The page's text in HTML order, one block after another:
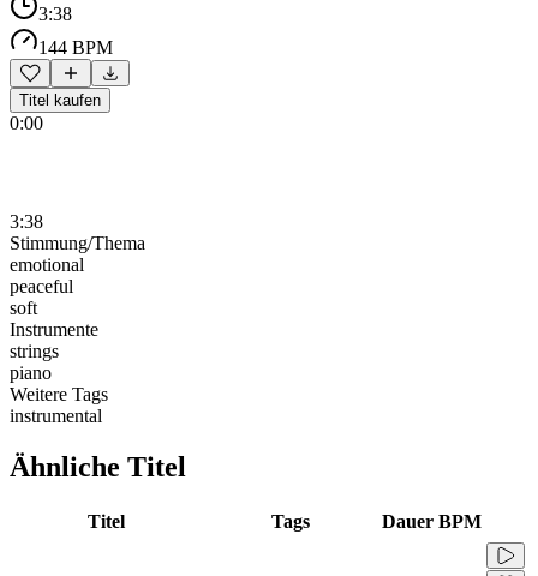
3:38
144 BPM
Titel kaufen
0:00
3:38
Stimmung/Thema
emotional
peaceful
soft
Instrumente
strings
piano
Weitere Tags
instrumental
Ähnliche Titel
Titel Tags Dauer BPM